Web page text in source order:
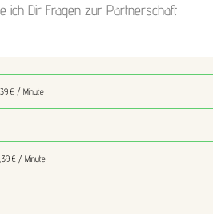
ich Dir Fragen zur Partnerschaft
€ / Minute
€ / Minute